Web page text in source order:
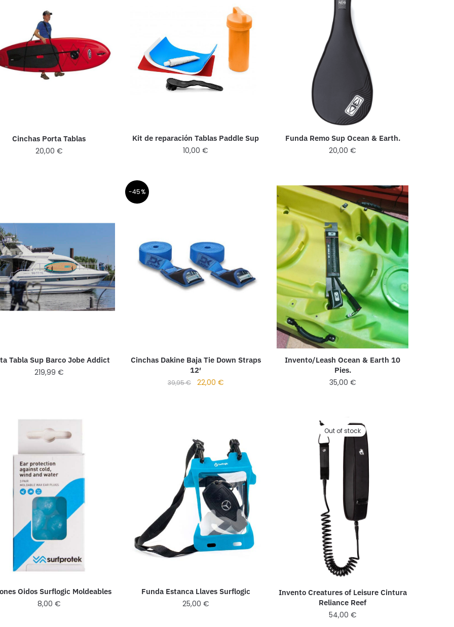
Cinchas Porta Tablas
20,00 €
Kit de reparación Tablas Paddle Sup
10,00€
Funda Remo Sup Ocean & Earth.
20,00€
Tabla Sup Barco Jobe Addict
219,99 €
-45%
Cinchas Dakine Baja Tie Down Straps
12′
39,95€ 22,00 €
Invento/Leash Ocean & Earth 10
Pies.
35,00 €
Oidos Surflogic Moldeables
8,00 €
Funda Estanca Llaves Surflogic
25,00 €
Out of stock
Invento Creatures of Leisure Cintura
Reliance Reef
54,00 €